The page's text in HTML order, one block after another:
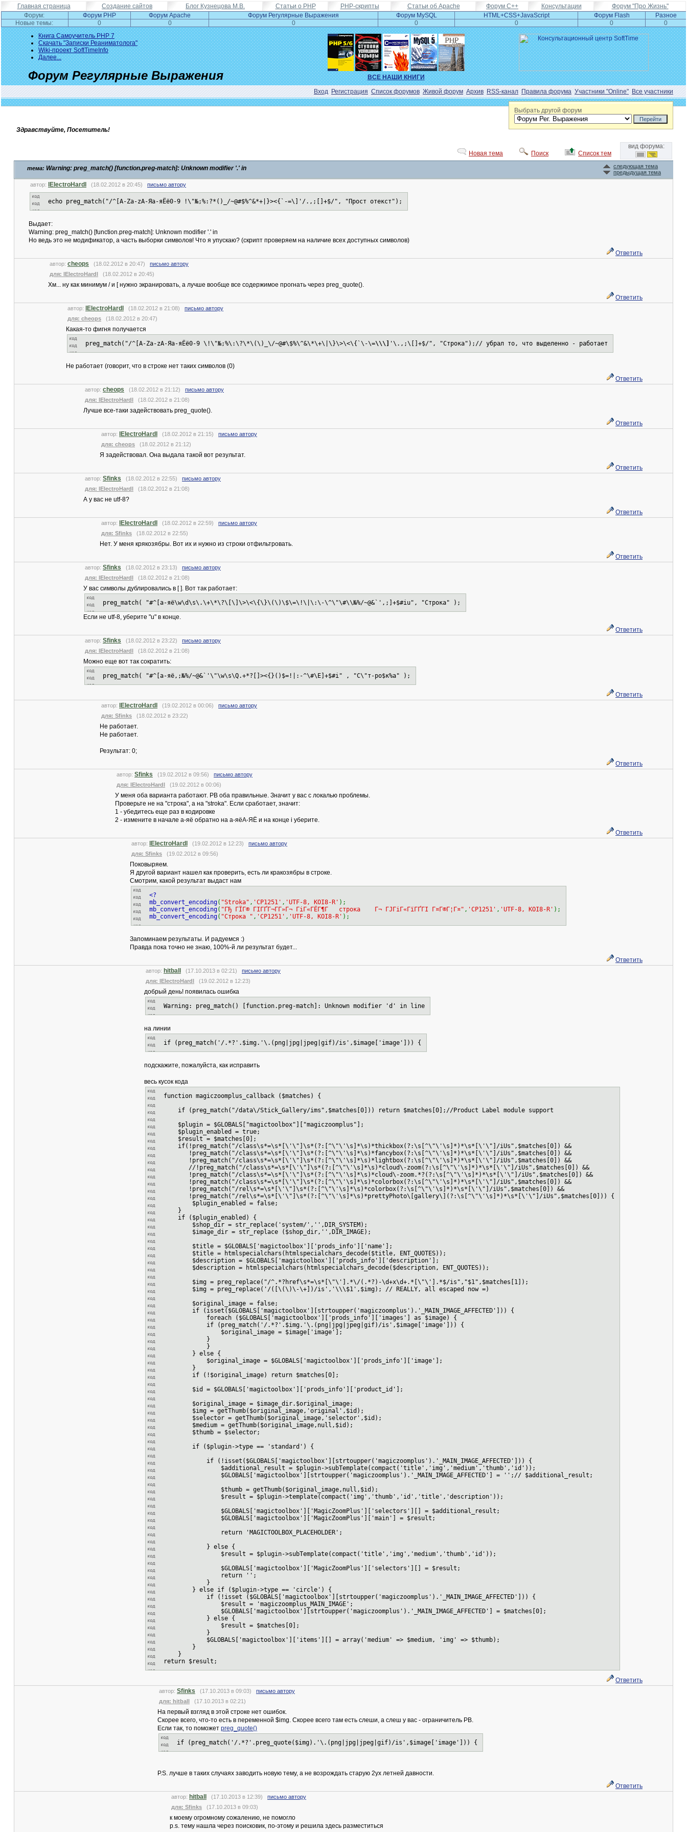
Главная страница Создание сайтов Блог Кузнецова М.В. Статьи о PHP PHP-скрипты Статьи об Apache Форум С++ Консультации
Форум "Про Жизнь"
Форум:
Форум PHP Форум Apache Форум Регулярные Выражения Форум MySQL HTML+CSS+JavaScript Форум Flash
Разное
Новые темы:
0 0 0 0 0 0
0
Книга Самоучитель PHP 7
Скачать "Записки Реаниматолога"
Wiki-проект SoftTimeInfo
Далее...
ВСЕ НАШИ КНИГИ
Форум Регулярные Выражения
Вход Регистрация Список форумов Живой форум Архив RSS-канал Правила форума Участники "Online" Все участники
Выбрать другой форум
Здравствуйте, Посетитель!
Новая тема Поиск Список тем
вид форума:
тема: Warning: preg_match() [function.preg-match]: Unknown modifier '.' in
следующая тема
предыдущая тема
автор:
lElectroHardl (18.02.2012 в 20:45) письмо автору
echo preg_match("/^[A-Za-zА-Яа-яЁё0-9 !\"№;%:?*()_/~@#$%^&*+|}><{`-=\]'/.,;[]+$/", "Прост отекст");
Выдает:
Warning: preg_match() [function.preg-match]: Unknown modifier '.' in
Но ведь это не модификатор, а часть выборки символов! Что я упускаю? (скрипт проверяем на наличие всех доступных символов)
Ответить
автор: cheops (18.02.2012 в 20:47) письмо автору
для: lElectroHardl (18.02.2012 в 20:45)
Хм... ну как минимум / и [ нужно экранировать, а лучше вообще все содержимое прогнать через preg_quote().
Ответить
автор: lElectroHardl (18.02.2012 в 21:08) письмо автору
для: cheops (18.02.2012 в 20:47)
Какая-то фигня получается
preg_match("/^[A-Za-zА-Яа-яЁё0-9 \!\"№;%\:\?\*\(\)_\/~@#\$%\^&\*\+\|\}\>\<\{`\-\=\\\] '\.,;\[]+$/", "Строка");// убрал то, что выделенно - работает
Не работает (говорит, что в строке нет таких символов (0)
Ответить
автор: cheops (18.02.2012 в 21:12) письмо автору
для: lElectroHardl (18.02.2012 в 21:08)
Лучше все-таки задействовать preg_quote().
Ответить
автор: lElectroHardl (18.02.2012 в 21:15) письмо автору
для: cheops (18.02.2012 в 21:12)
Я задействовал. Она выдала такой вот результат.
Ответить
автор: Sfinks (18.02.2012 в 22:55) письмо автору
для: lElectroHardl (18.02.2012 в 21:08)
А у вас не utf-8?
Ответить
автор: lElectroHardl (18.02.2012 в 22:59) письмо автору
для: Sfinks (18.02.2012 в 22:55)
Нет. У меня крякозябры. Вот их и нужно из строки отфильтровать.
Ответить
автор: Sfinks (18.02.2012 в 23:13) письмо автору
для: lElectroHardl (18.02.2012 в 21:08)
У вас символы дублировались в [ ]. Вот так работает:
preg_match( "#^[а-яё\w\d\s\.\+\*\?\[\]\>\<\{\}\(\)\$\=\!\|\:\-\^\"\#\\№%/~@&`',;]+$#iu", "Строка" );
Если не utf-8, уберите "u" в конце.
Ответить
автор: Sfinks (18.02.2012 в 23:22) письмо автору
для: lElectroHardl (18.02.2012 в 21:08)
Можно еще вот так сократить:
preg_match( "#^[а-яё,;№%/~@&`'\"\w\s\Q.+*?[]><{}()$=!|:-^\#\E]+$#i" , "С\"т-ро$к%а" );
Ответить
автор: lElectroHardl (19.02.2012 в 00:06) письмо автору
для: Sfinks (18.02.2012 в 23:22)
Не работает.
Не работает.
Результат: 0;
Ответить
автор: Sfinks (19.02.2012 в 09:56) письмо автору
для: lElectroHardl (19.02.2012 в 00:06)
У меня оба варианта работают. РВ оба правильные. Значит у вас с локалью проблемы.
Проверьте не на "строка", а на "stroka". Если сработает, значит:
1 - убедитесь еще раз в кодировке
2 - измените в начале а-яё обратно на а-яёА-ЯЁ и на конце i уберите.
Ответить
автор: lElectroHardl (19.02.2012 в 12:23) письмо автору
для: Sfinks (19.02.2012 в 09:56)
Поковыряем.
Я другой вариант нашел как проверить, есть ли кракозябры в строке.
Смотрим, какой результат выдаст нам
<?
mb_convert_encoding( "Stroka" , 'CP1251' , 'UTF-8, KOI8-R' );
mb_convert_encoding( "ГЂ ГЇГ® ГІГҐГ¬Г­Г»Г¬ ГіГ«ГЁГ¶Г строка Г¬ ГЈГіГ«ГїГҐГІ Г¤Г®Г¦Г¤" , 'CP1251' , 'UTF-8, KOI8-R' );
mb_convert_encoding( "Строка " , 'CP1251' , 'UTF-8, KOI8-R' );
Запоминаем результаты. И радуемся :)
Правда пока точно не знаю, 100%-й ли результат будет...
Ответить
автор: hitball (17.10.2013 в 02:21) письмо автору
для: lElectroHardl (19.02.2012 в 12:23)
добрый день! появилась ошибка
Warning: preg_match() [function.preg-match]: Unknown modifier 'd' in line
на линии
if (preg_match('/.*?'.$img.'\.(png|jpg|jpeg|gif)/is',$image['image'])) {
подскажите, пожалуйста, как исправить
весь кусок кода
function magiczoomplus_callback ($matches) {
if (preg_match("/data\/Stick_Gallery/ims",$matches[0])) return $matches[0];//Product Label module support
$plugin = $GLOBALS["magictoolbox"]["magiczoomplus"];
$plugin_enabled = true;
$result = $matches[0];
if(!preg_match("/class\s*=\s*[\'\"]\s*(?:[^\"\'\s]*\s)*thickbox(?:\s[^\"\'\s]*)*\s*[\'\"]/iUs",$matches[0]) &&
!preg_match("/class\s*=\s*[\'\"]\s*(?:[^\"\'\s]*\s)*fancybox(?:\s[^\"\'\s]*)*\s*[\'\"]/iUs",$matches[0]) &&
!preg_match("/class\s*=\s*[\'\"]\s*(?:[^\"\'\s]*\s)*lightbox(?:\s[^\"\'\s]*)*\s*[\'\"]/iUs",$matches[0]) &&
//!preg_match("/class\s*=\s*[\'\"]\s*(?:[^\"\'\s]*\s)*cloud\-zoom(?:\s[^\"\'\s]*)*\s*[\'\"]/iUs",$matches[0]) &&
!preg_match("/class\s*=\s*[\'\"]\s*(?:[^\"\'\s]*\s)*cloud\-zoom.*?(?:\s[^\"\'\s]*)*\s*[\'\"]/iUs",$matches[0]) &&
!preg_match("/class\s*=\s*[\'\"]\s*(?:[^\"\'\s]*\s)*colorbox(?:\s[^\"\'\s]*)*\s*[\'\"]/iUs",$matches[0]) &&
!preg_match("/rel\s*=\s*[\'\"]\s*(?:[^\"\'\s]*\s)*colorbox(?:\s[^\"\'\s]*)*\s*[\'\"]/iUs",$matches[0]) &&
!preg_match("/rel\s*=\s*[\'\"]\s*(?:[^\"\'\s]*\s)*prettyPhoto\[gallery\](?:\s[^\"\'\s]*)*\s*[\'\"]/iUs",$matches[0])) {
$plugin_enabled = false;
}
if ($plugin_enabled) {
$shop_dir = str_replace('system/','',DIR_SYSTEM);
$image_dir = str_replace ($shop_dir,'',DIR_IMAGE);
$title = $GLOBALS['magictoolbox']['prods_info']['name'];
$title = htmlspecialchars(htmlspecialchars_decode($title, ENT_QUOTES));
$description = $GLOBALS['magictoolbox']['prods_info']['description'];
$description = htmlspecialchars(htmlspecialchars_decode($description, ENT_QUOTES));
$img = preg_replace("/^.*?href\s*=\s*[\"\'].*\/(.*?)-\d+x\d+.*[\"\'].*$/is","$1",$matches[1]);
$img = preg_replace('/([\(\)\-\+])/is','\\\$1',$img); // REALLY, all escaped now =)
$original_image = false;
if (isset($GLOBALS['magictoolbox'][strtoupper('magiczoomplus').'_MAIN_IMAGE_AFFECTED'])) {
foreach ($GLOBALS['magictoolbox']['prods_info']['images'] as $image) {
if (preg_match('/.*?'.$img.'\.(png|jpg|jpeg|gif)/is',$image['image'])) {
$original_image = $image['image'];
}
}
} else {
$original_image = $GLOBALS['magictoolbox']['prods_info']['image'];
}
if (!$original_image) return $matches[0];
$id = $GLOBALS['magictoolbox']['prods_info']['product_id'];
$original_image = $image_dir.$original_image;
$img = getThumb($original_image,'original',$id);
$selector = getThumb($original_image,'selector',$id);
$medium = getThumb($original_image,null,$id);
$thumb = $selector;
if ($plugin->type == 'standard') {
if (!isset($GLOBALS['magictoolbox'][strtoupper('magiczoomplus').'_MAIN_IMAGE_AFFECTED'])) {
$additional_result = $plugin->subTemplate(compact('title','img','medium','thumb','id'));
$GLOBALS['magictoolbox'][strtoupper('magiczoomplus').'_MAIN_IMAGE_AFFECTED'] = '';// $additional_result;
$thumb = getThumb($original_image,null,$id);
$result = $plugin->template(compact('img','thumb','id','title','description'));
$GLOBALS['magictoolbox']['MagicZoomPlus']['selectors'][] = $additional_result;
$GLOBALS['magictoolbox']['MagicZoomPlus']['main'] = $result;
return 'MAGICTOOLBOX_PLACEHOLDER';
} else {
$result = $plugin->subTemplate(compact('title','img','medium','thumb','id'));
$GLOBALS['magictoolbox']['MagicZoomPlus']['selectors'][] = $result;
return '';
}
} else if ($plugin->type == 'circle') {
if (!isset ($GLOBALS['magictoolbox'][strtoupper('magiczoomplus').'_MAIN_IMAGE_AFFECTED'])) {
$result = 'magiczoomplus_MAIN_IMAGE';
$GLOBALS['magictoolbox'][strtoupper('magiczoomplus').'_MAIN_IMAGE_AFFECTED'] = $matches[0];
} else {
$result = $matches[0];
}
$GLOBALS['magictoolbox']['items'][] = array('medium' => $medium, 'img' => $thumb);
}
}
return $result;
Ответить
автор: Sfinks (17.10.2013 в 09:03) письмо автору
для: hitball (17.10.2013 в 02:21)
На первый взгляд в этой строке нет ошибок.
Скорее всего, что-то есть в переменной $img. Скорее всего там есть слеши, а слеш у вас - ограничитель РВ.
Если так, то поможет preg_quote()
if (preg_match('/.*?'.preg_quote($img).'\.(png|jpg|jpeg|gif)/is',$image['image'])) {
P.S. лучше в таких случаях заводить новую тему, а не возрождать старую 2ух летней давности.
Ответить
автор: hitball (17.10.2013 в 12:39) письмо автору
для: Sfinks (17.10.2013 в 09:03)
к моему огромному сожалению, не помогло
p.s. тему нашла через поисковик, по-этому и решила здесь разместиться